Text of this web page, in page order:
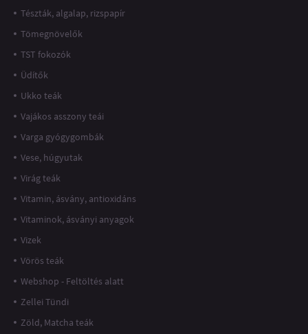
Tészták, algalap, rizspapír
Tömegnövelők
TST fokozók
Üdítők
Ukko teák
Vajákos asszony teái
Varga gyógygombák
Vese, húgyutak
Virág teák
Vitamin, ásvány, antioxidáns
Vitaminok, ásványi anyagok
Vizek
Vörös teák
Webshop - Feltöltés alatt
Zellei Tündi
Zöld, Matcha teák